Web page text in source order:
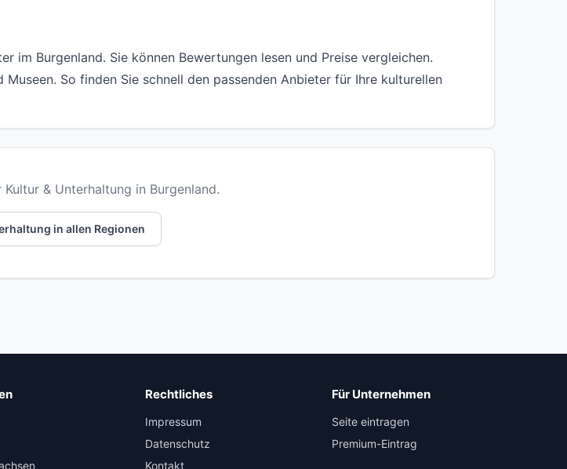
im Burgenland. Sie können Bewertungen lesen und Preise vergleichen.
So finden Sie schnell den passenden Anbieter für Ihre kulturellen
& Unterhaltung in Burgenland.
in allen Regionen
Rechtliches
Impressum
Datenschutz
Kontakt
Für Unternehmen
Seite eintragen
Premium-Eintrag